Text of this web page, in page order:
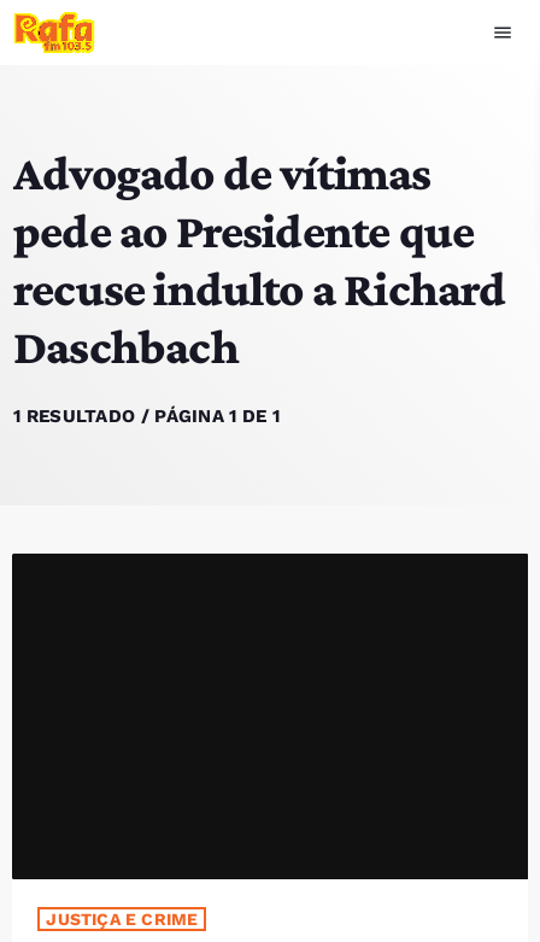
menu
play_arrow OUVIR RAFA
HOME
NOTÍCIAS
EQUIPA
PORTUGUÊS
PRÓXIMOS PROGRAMAS
Advogado de vítimas
pede ao Presidente que
recuse indulto a Richard
Daschbach
1 RESULTADO / PÁGINA 1 DE 1
JUSTIÇA E CRIME